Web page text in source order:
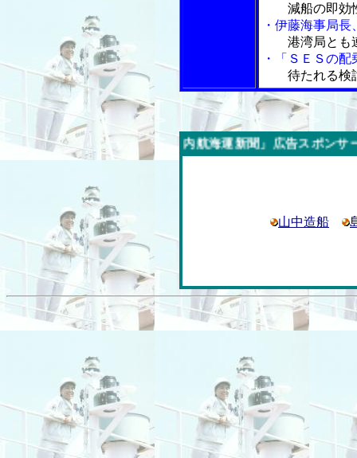
減船の即効
・伊藤海事局
港湾局とも
・「ＳＥＳの
待たれる検
今週の「内航海運新聞」広告スポンサー企業
山中造船